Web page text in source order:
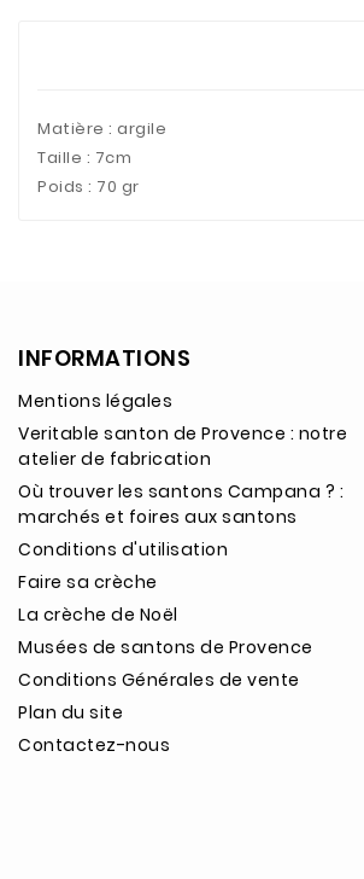
Matière : argile
Taille : 7cm
Poids : 70 gr
INFORMATIONS
Mentions légales
Veritable santon de Provence : notre
atelier de fabrication
Où trouver les santons Campana ? :
marchés et foires aux santons
Conditions d'utilisation
Faire sa crèche
La crèche de Noël
Musées de santons de Provence
Conditions Générales de vente
Plan du site
Contactez-nous